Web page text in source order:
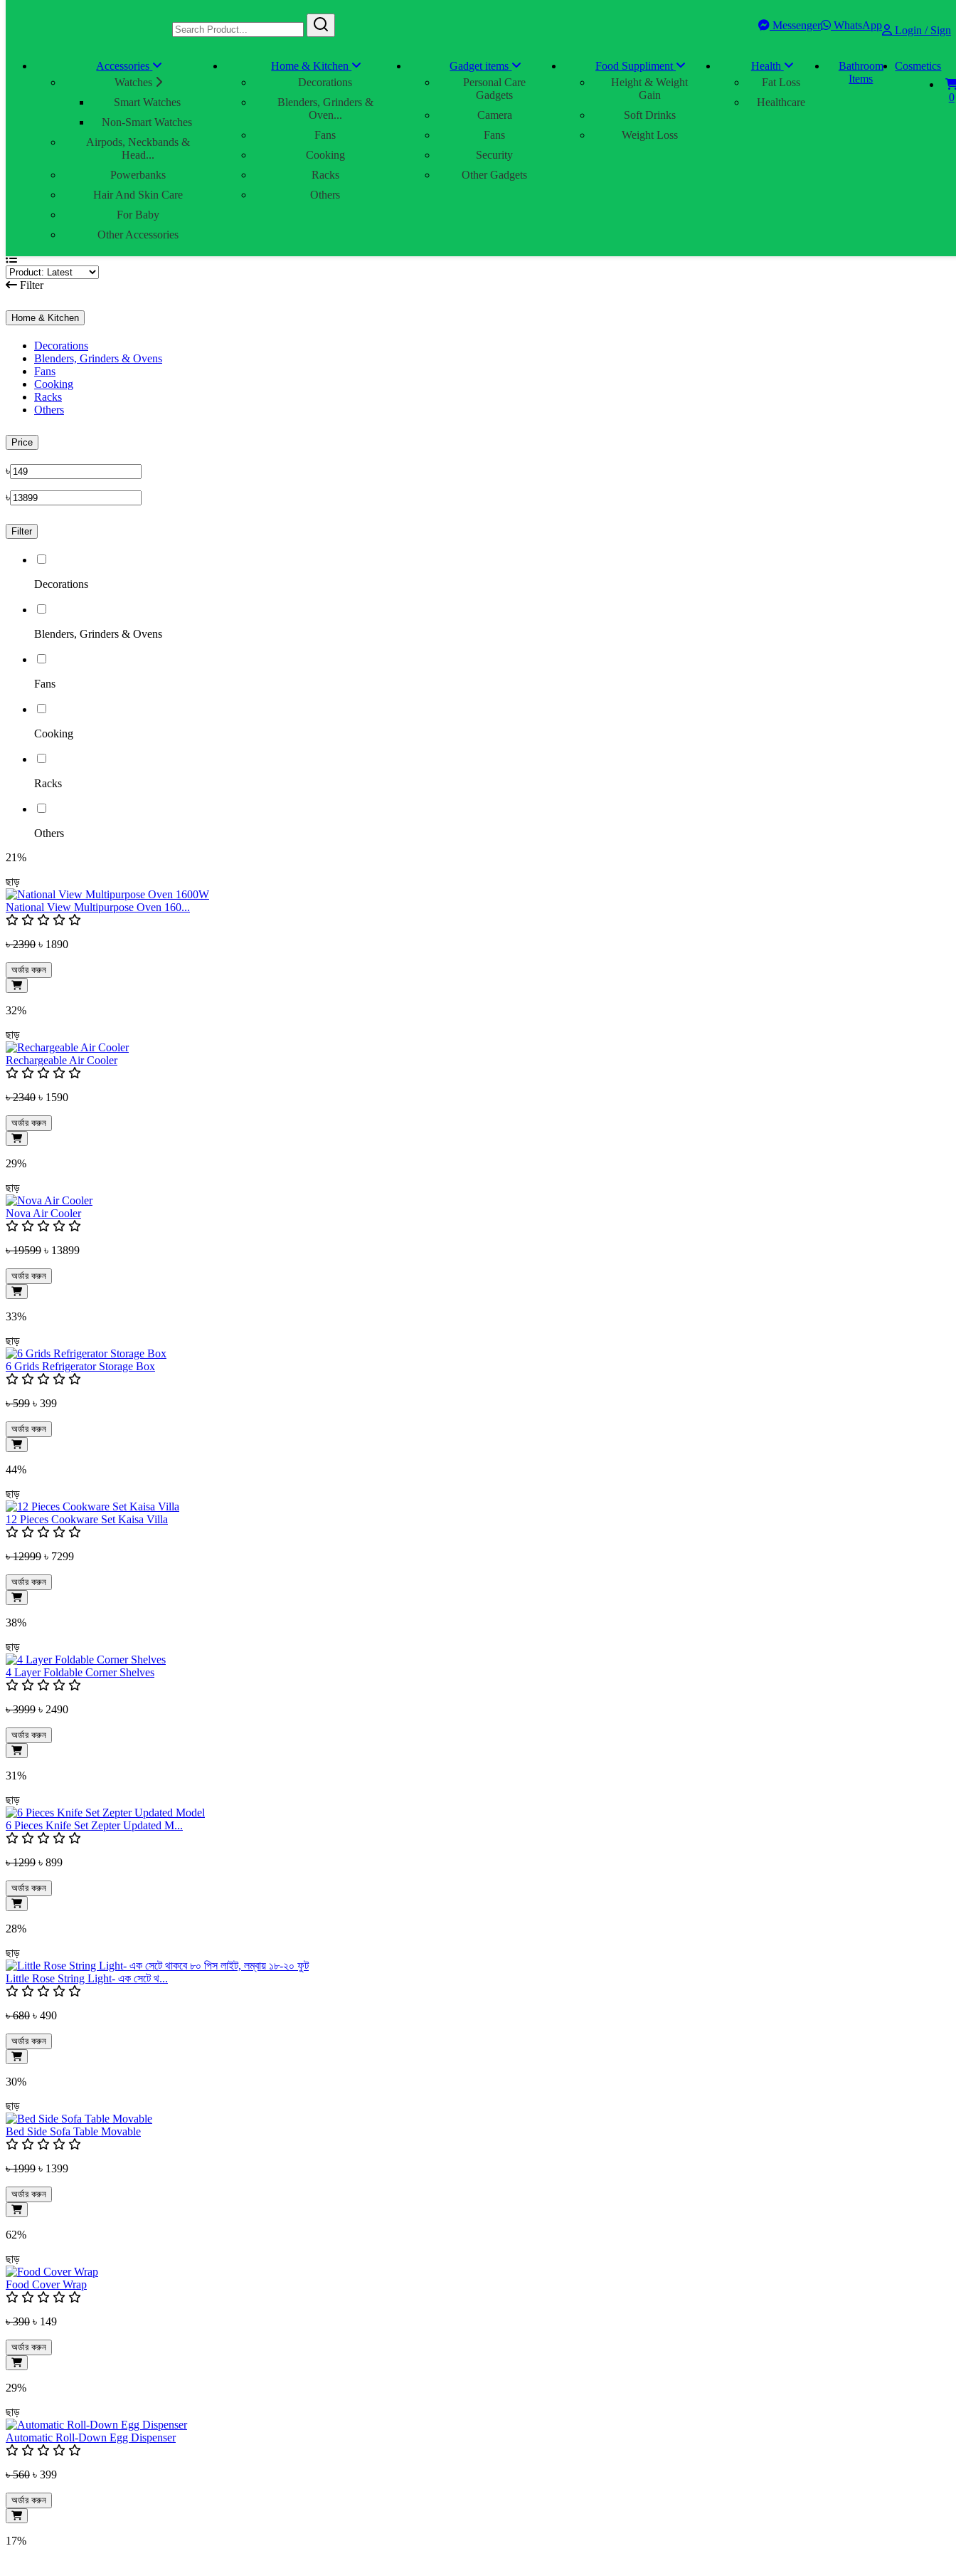
Home & Kitchen
Gadget items
Bathroom Items
Messenger WhatsApp Login / Sign
Accessories
Watches
Smart Watches
Non-Smart Watches
Airpods, Neckbands &
Head...
Powerbanks
Hair And Skin Care
For Baby
Other Accessories
Home & Kitchen
Decorations
Blenders, Grinders &
Oven...
Fans
Cooking
Racks
Others
Gadget items
Personal Care
Gadgets
Camera
Fans
Security
Other Gadgets
Food Suppliment
Height & Weight
Gain
Soft Drinks
Weight Loss
Health
Fat Loss
Healthcare
Bathroom
Items
Cosmetics
0
Home & Kitchen
Filter
Home & Kitchen
Decorations
Blenders, Grinders & Ovens
Fans
Cooking
Racks
Others
Price
৳
৳
Filter
Decorations
Blenders, Grinders & Ovens
Fans
Cooking
Racks
Others
21%
ছাড়
National View Multipurpose Oven 160...
৳ 2390 ৳ 1890
অর্ডার করুন
32%
ছাড়
Rechargeable Air Cooler
৳ 2340 ৳ 1590
অর্ডার করুন
29%
ছাড়
Nova Air Cooler
৳ 19599 ৳ 13899
অর্ডার করুন
33%
ছাড়
6 Grids Refrigerator Storage Box
৳ 599 ৳ 399
অর্ডার করুন
44%
ছাড়
12 Pieces Cookware Set Kaisa Villa
৳ 12999 ৳ 7299
অর্ডার করুন
38%
ছাড়
4 Layer Foldable Corner Shelves
৳ 3999 ৳ 2490
অর্ডার করুন
31%
ছাড়
6 Pieces Knife Set Zepter Updated M...
৳ 1299 ৳ 899
অর্ডার করুন
28%
ছাড়
Little Rose String Light- এক সেটে থ...
৳ 680 ৳ 490
অর্ডার করুন
30%
ছাড়
Bed Side Sofa Table Movable
৳ 1999 ৳ 1399
অর্ডার করুন
62%
ছাড়
Food Cover Wrap
৳ 390 ৳ 149
অর্ডার করুন
29%
ছাড়
Automatic Roll-Down Egg Dispenser
৳ 560 ৳ 399
অর্ডার করুন
17%